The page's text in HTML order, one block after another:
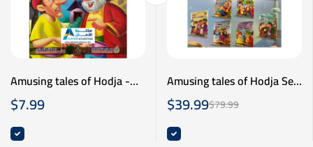
Amusing tales of Hodja -
نوادر جحا - مائة عام من
العسل - عربي انكليزي
$7.99
Amusing tales of Hodja Set
(10 Books)- سلسة نوادر جحا
- عشر قصص - عربي انكليزي
$79.99
$39.99